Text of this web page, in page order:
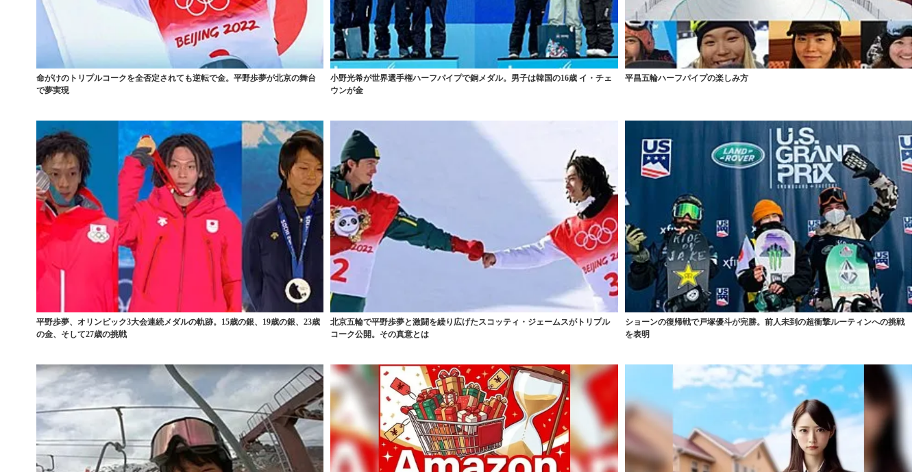
命がけのトリプルコークを全否定されても逆転で金。平野歩夢が北京の舞台
で夢実現
小野光希が世界選手権ハーフパイプで銅メダル。男子は韓国の16歳 イ・チェ
ウンが金
平昌五輪ハーフパイプの楽しみ方
平野歩夢、オリンピック3大会連続メダルの軌跡。15歳の銀、19歳の銀、23歳
の金、そして27歳の挑戦
北京五輪で平野歩夢と激闘を繰り広げたスコッティ・ジェームスがトリプル
コーク公開。その真意とは
ショーンの復帰戦で戸塚優斗が完勝。前人未到の超衝撃ルーティンへの挑戦
を表明